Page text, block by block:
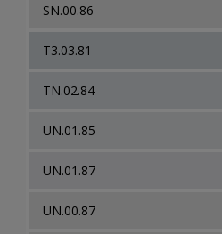
SN.00.86
T3.03.81
TN.02.84
UN.01.85
UN.01.87
UN.00.87